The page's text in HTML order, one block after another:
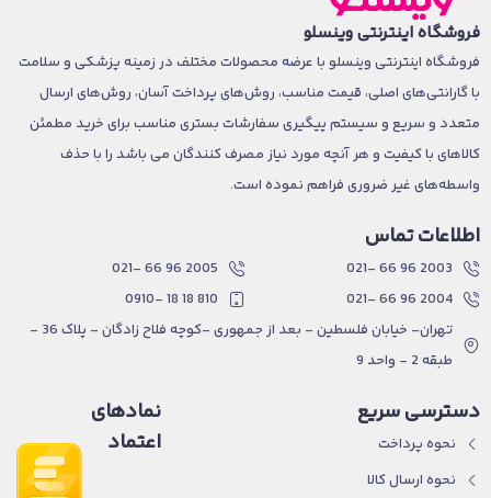
فروشگاه اینترنتی وینسلو
فروشگاه اینترنتی وینسلو با عرضه محصولات مختلف در زمینه پزشکی و سلامت
با گارانتی‌های اصلی، قیمت مناسب، روش‌های پرداخت آسان، روش‌های ارسال
متعدد و سریع و سیستم پیگیری سفارشات بستری مناسب برای خرید مطمئن
کالاهای با کیفیت و هر آنچه مورد نیاز مصرف کنندگان می باشد را با حذف
واسطه‌های غیر ضروری فراهم نموده است.
اطلاعات تماس
2003 96 66 -021
2004 96 66 -021
2005 96 66 -021
810 18 18 -0910
تهران- خیابان فلسطین - بعد از جمهوری -کوچه فلاح زادگان - پلاک 36 -
طبقه 2 - واحد 9
دسترسی سریع
نحوه پرداخت
نحوه ارسال کالا
نمادهای
اعتماد